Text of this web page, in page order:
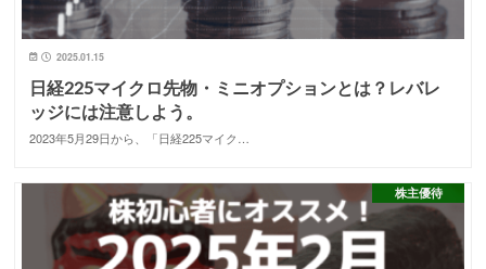
2025.01.15
日経225マイクロ先物・ミニオプションとは？レバレ
ッジには注意しよう。
2023年5月29日から、「日経225マイク…
株主優待